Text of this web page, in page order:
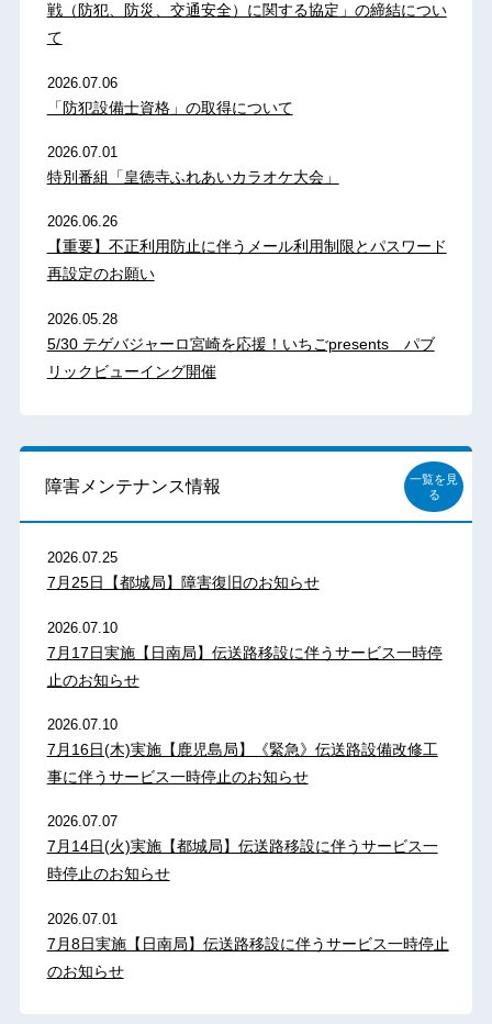
戦（防犯、防災、交通安全）に関する協定」の締結につい
て
2026.07.06
「防犯設備士資格」の取得について
2026.07.01
特別番組「皇徳寺ふれあいカラオケ大会」
2026.06.26
【重要】不正利用防止に伴うメール利用制限とパスワード
再設定のお願い
2026.05.28
5/30 テゲバジャーロ宮崎を応援！いちごpresents パブ
リックビューイング開催
障害メンテナンス情報
一覧を見
る
2026.07.25
7月25日【都城局】障害復旧のお知らせ
2026.07.10
7月17日実施【日南局】伝送路移設に伴うサービス一時停
止のお知らせ
2026.07.10
7月16日(木)実施【鹿児島局】《緊急》伝送路設備改修工
事に伴うサービス一時停止のお知らせ
2026.07.07
7月14日(火)実施【都城局】伝送路移設に伴うサービス一
時停止のお知らせ
2026.07.01
7月8日実施【日南局】伝送路移設に伴うサービス一時停止
のお知らせ